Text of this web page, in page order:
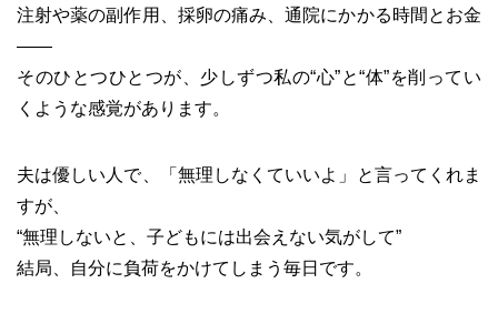
注射や薬の副作用、採卵の痛み、通院にかかる時間とお金
――
そのひとつひとつが、少しずつ私の“心”と“体”を削ってい
くような感覚があります。
夫は優しい人で、「無理しなくていいよ」と言ってくれま
すが、
“無理しないと、子どもには出会えない気がして”
結局、自分に負荷をかけてしまう毎日です。